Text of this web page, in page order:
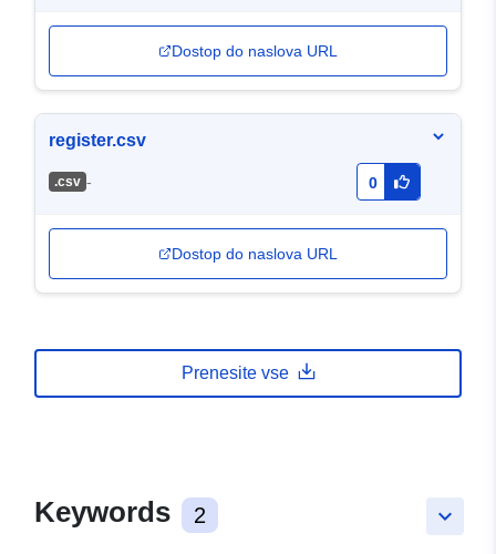
Dostop do naslova URL
register.csv
.csv - 0
Dostop do naslova URL
Prenesite vse
keyboard_arrow_down
Keywords 2